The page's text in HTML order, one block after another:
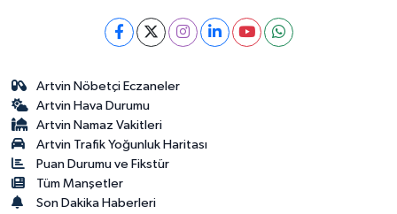
Artvin Nöbetçi Eczaneler
Artvin Hava Durumu
Artvin Namaz Vakitleri
Artvin Trafik Yoğunluk Haritası
Puan Durumu ve Fikstür
Tüm Manşetler
Son Dakika Haberleri